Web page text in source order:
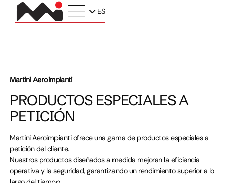
ES
Martini Aeroimpianti
PRODUCTOS ESPECIALES A
PETICIÓN
Martini Aeroimpianti ofrece una gama de productos especiales a
petición del cliente.
Nuestros productos diseñados a medida mejoran la eficiencia
operativa y la seguridad, garantizando un rendimiento superior a lo